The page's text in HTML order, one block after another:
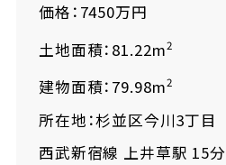
価格：7450万円
土地面積：81.22m2
建物面積：79.98m2
所在地：杉並区今川3丁目
西武新宿線 上井草駅 15分